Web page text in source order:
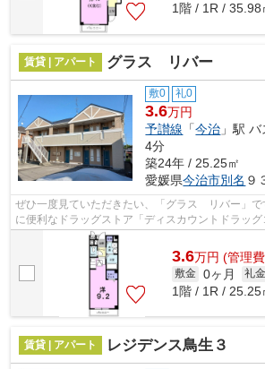
1階 / 1R / 35.98
賃貸 | アパート グラス リバー
敷0 礼0
3.6万円
予讃線 「今治 」駅
4分
築24年 / 25.25㎡
愛媛県今治市別名 ９
ぜひ一度見ていただきたい、「グラス リバー」で
に便利なドラッグストア「ディスカウントドラッ
ちらの物件から376mのところにありま...
3.6万円 (管理
敷金 0ヶ月 礼金
1階 / 1R / 25.25
賃貸 | アパート レジデンス鳥生３